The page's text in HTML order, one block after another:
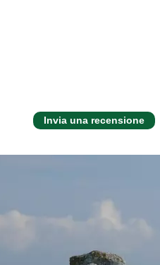
Invia una recensione